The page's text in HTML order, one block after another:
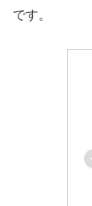
です。